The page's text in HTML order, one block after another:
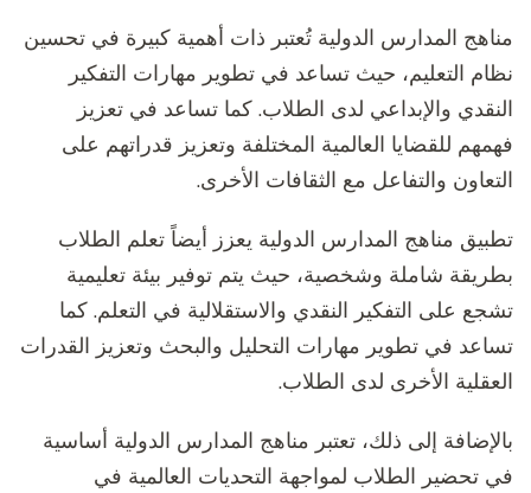
مناهج المدارس الدولية تُعتبر ذات أهمية كبيرة في تحسين
نظام التعليم، حيث تساعد في تطوير مهارات التفكير
النقدي والإبداعي لدى الطلاب. كما تساعد في تعزيز
فهمهم للقضايا العالمية المختلفة وتعزيز قدراتهم على
التعاون والتفاعل مع الثقافات الأخرى.
تطبيق مناهج المدارس الدولية يعزز أيضاً تعلم الطلاب
بطريقة شاملة وشخصية، حيث يتم توفير بيئة تعليمية
تشجع على التفكير النقدي والاستقلالية في التعلم. كما
تساعد في تطوير مهارات التحليل والبحث وتعزيز القدرات
العقلية الأخرى لدى الطلاب.
بالإضافة إلى ذلك، تعتبر مناهج المدارس الدولية أساسية
في تحضير الطلاب لمواجهة التحديات العالمية في